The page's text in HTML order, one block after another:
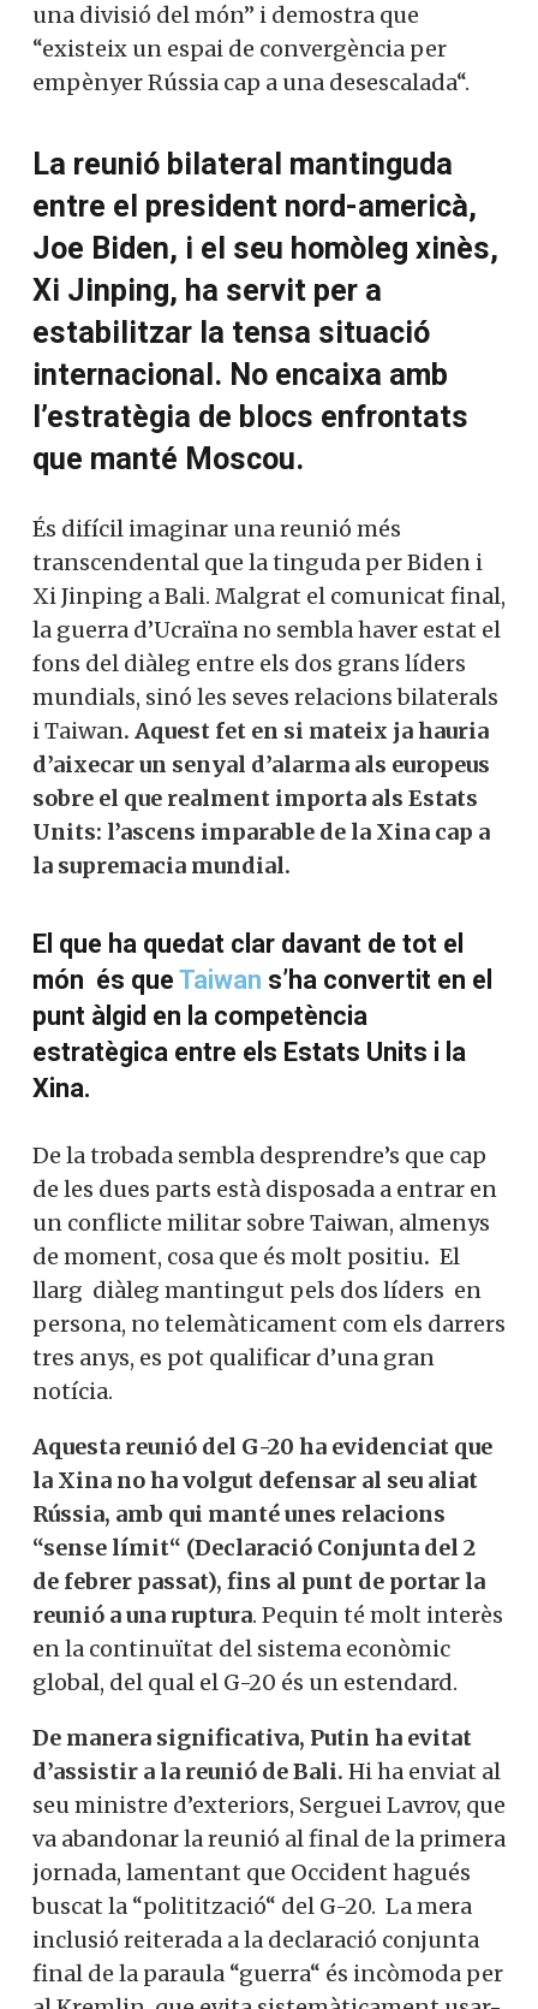
una divisió del món” i demostra que
“existeix un espai de convergència per
empènyer Rússia cap a una desescalada“.
La reunió bilateral mantinguda
entre el president nord-americà,
Joe Biden, i el seu homòleg xinès,
Xi Jinping, ha servit per a
estabilitzar la tensa situació
internacional. No encaixa amb
l’estratègia de blocs enfrontats
que manté Moscou.
És difícil imaginar una reunió més
transcendental que la tinguda per Biden i
Xi Jinping a Bali. Malgrat el comunicat final,
la guerra d’Ucraïna no sembla haver estat el
fons del diàleg entre els dos grans líders
mundials, sinó les seves relacions bilaterals
i Taiwan. Aquest fet en si mateix ja hauria
d’aixecar un senyal d’alarma als europeus
sobre el que realment importa als Estats
Units: l’ascens imparable de la Xina cap a
la supremacia mundial.
El que ha quedat clar davant de tot el
món és que Taiwan s’ha convertit en el
punt àlgid en la competència
estratègica entre els Estats Units i la
Xina.
De la trobada sembla desprendre’s que cap
de les dues parts està disposada a entrar en
un conflicte militar sobre Taiwan, almenys
de moment, cosa que és molt positiu. El
llarg diàleg mantingut pels dos líders en
persona, no telemàticament com els darrers
tres anys, es pot qualificar d’una gran
notícia.
Aquesta reunió del G-20 ha evidenciat que
la Xina no ha volgut defensar al seu aliat
Rússia, amb qui manté unes relacions
“sense límit“ (Declaració Conjunta del 2
de febrer passat), fins al punt de portar la
reunió a una ruptura. Pequin té molt interès
en la continuïtat del sistema econòmic
global, del qual el G-20 és un estendard.
De manera significativa, Putin ha evitat
d’assistir a la reunió de Bali. Hi ha enviat al
seu ministre d’exteriors, Serguei Lavrov, que
va abandonar la reunió al final de la primera
jornada, lamentant que Occident hagués
buscat la “politització“ del G-20. La mera
inclusió reiterada a la declaració conjunta
final de la paraula “guerra“ és incòmoda per